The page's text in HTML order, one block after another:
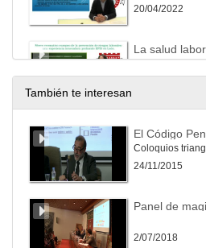
20/04/2022
Tema 6
20/04/2022
Tema 7
También te interesan
24/11/2015
2/07/2018